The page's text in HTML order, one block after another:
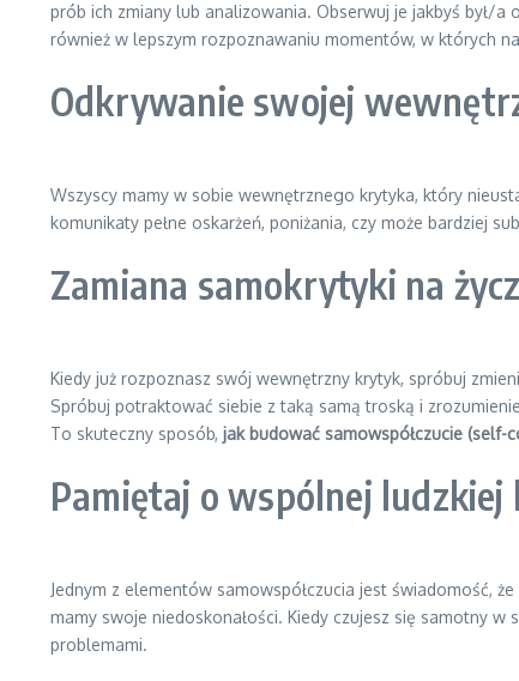
prób ich zmiany lub analizowania. Obserwuj je jakbyś był/
również w lepszym rozpoznawaniu momentów, w których
Odkrywanie swojej
Wszyscy mamy w sobie wewnętrznego krytyka, który
komunikaty pełne oskarżeń, poniżania, czy może bardziej
Zamiana samokrytyki na
Kiedy już rozpoznasz swój wewnętrzny krytyk, spróbuj
Spróbuj potraktować siebie z taką samą troską i
To skuteczny sposób, jak budować samowspółczucie (self-
Pamiętaj o wspólnej ludzkiej
Jednym z elementów samowspółczucia jest świadomość,
mamy swoje niedoskonałości. Kiedy czujesz się samotny
problemami.